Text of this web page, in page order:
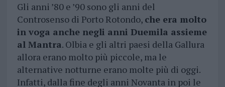
Gli anni ’80 e ’90 sono gli anni del
Controsenso di Porto Rotondo, che era molto
in voga anche negli anni Duemila assieme
al Mantra. Olbia e gli altri paesi della Gallura
allora erano molto più piccole, ma le
alternative notturne erano molte più di oggi.
Infatti, dalla fine degli anni Novanta in poi le